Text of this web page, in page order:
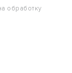
обработку